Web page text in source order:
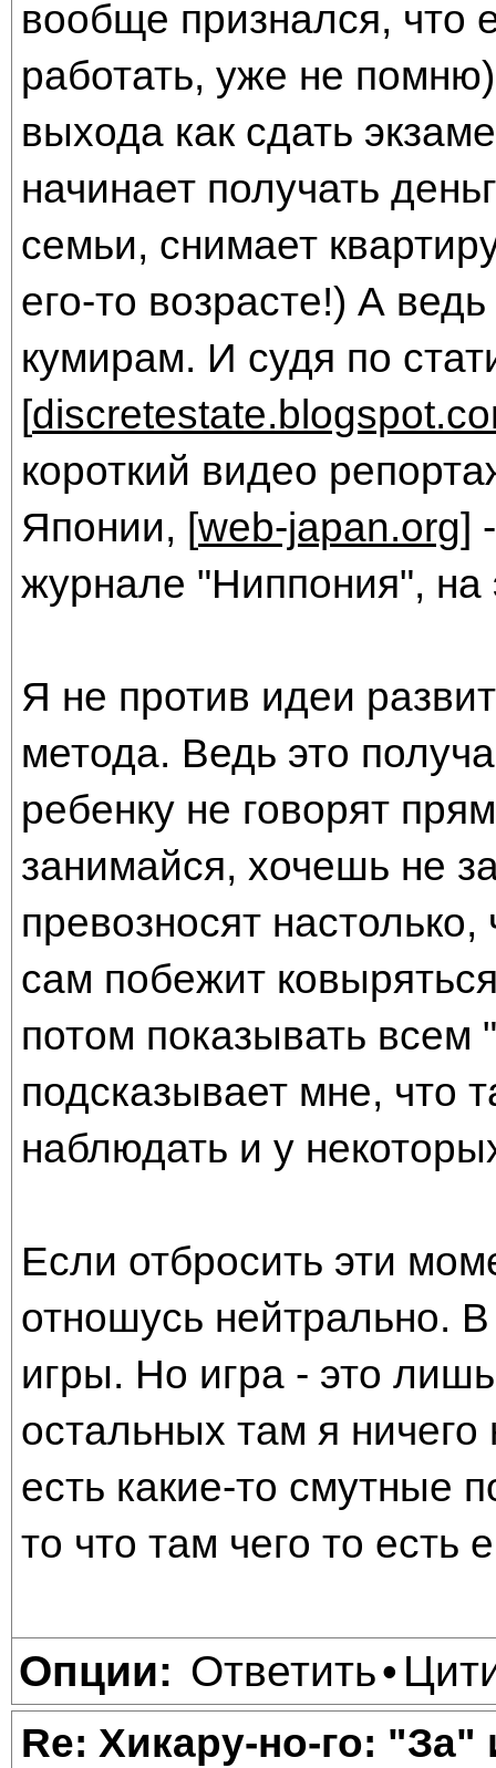
вообще признался, что
работать, уже не
выхода как сдать
начинает получать
семьи, снимает
его-то возрасте!) А
кумирам. И судя по
[
короткий видео
Японии, [web-japan.org]
журнале "Ниппония", на
Я не против идеи
метода. Ведь это
ребенку не говорят
занимайся, хочешь не
превозносят
сам побежит
потом показывать всем
подсказывает мне, что
наблюдать и у
Если отбросить эти
отношусь нейтрально.
игры. Но игра - это
остальных там я
есть какие-то смутные
то что там чего то есть
Опции: Ответить•
Re: Хикару-но-го: